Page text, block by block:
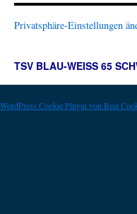
Privatsphäre-Einstellungen
TSV BLAU-WEISS 65
WordPress Cookie Plugin von Real